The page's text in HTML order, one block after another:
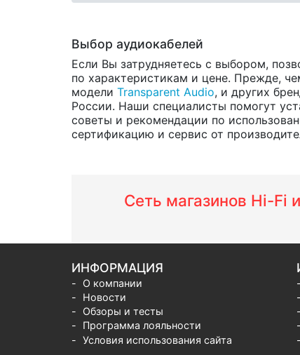
Выбор аудиокабелей
Если Вы затрудняетесь с выбором,
по характеристикам и цене. Прежде,
модели Transparent Audio, и других
России. Наши специалисты помогут
советы и рекомендации по
сертификацию и сервис от
Сеть магазинов Hi-Fi
ИНФОРМАЦИЯ
О компании
Новости
Обзоры и тесты
Программа лояльности
Условия использования сайта